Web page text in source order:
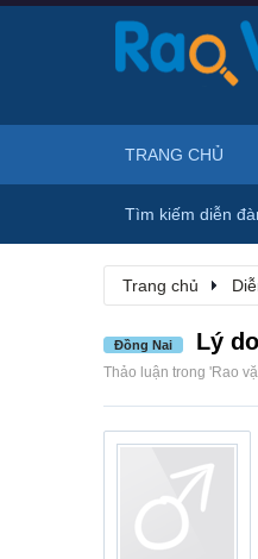
Trang chủ
Đồng Nai Lý
Thảo luận trong 'Rao
TRANG CHỦ
Tìm kiếm diễn